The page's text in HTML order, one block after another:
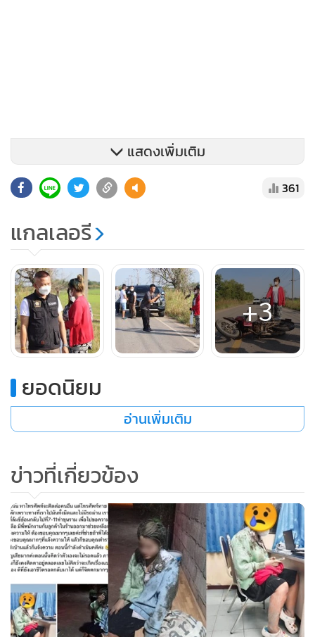
ประมาณ 4 กิโลเมตร มีเสาไฟฟ้า แต่ไม่มีไฟกิ่งส่องสว่าง สองข้าง
ทางเป็นพื้นที่ทำการเกษตร และมีหญ้าขึ้นบริเวณริมถนนเป็น
บางช่วง เบื้องต้นพบร่องรอยของรถจักรยานยนต์ล้ม มีรอยครูด
กับพื้นถนนเป็นทางยาว ถัดไปในร่องน้ำข้างทางพบรอยเท้าของผู้
เสียหายเหยียบในโคลน
เจ้าหน้าที่ตำรวจได้จำลองเหตุการณ์วันเกิดเหตุ โดย น.ส.กันยา สู่
สุข (แนน) ผู้เสียหายได้ให้ดูบาดแผลตามลำตัวจากเหตุการณ์รถ
ล้ม พร้อมเปิดเผยว่า หลังออกมาจากหอพักเพื่อนได้ขับขี่รถ
จักรยานยนต์กลับบ้านมาตามเส้นทางที่เกิดเหตุดังกล่าว ระหว่าง
แสดงเพิ่มเติม
361
แกลเลอรี
+3
ยอดนิยม
อ่านเพิ่มเติม
ข่าวที่เกี่ยวข้อง